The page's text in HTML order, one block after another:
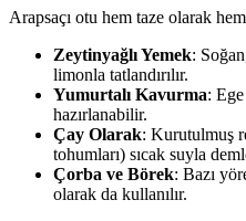
Arapsaçı otu hem taze olarak
Zeytinyağlı Yemek:
limonla tatlandırılır.
Yumurtalı Kavurma:
hazırlanabilir.
Çay Olarak: Kurutulmuş
tohumları) sıcak suyla
Çorba ve Börek: Bazı
olarak da kullanılır.